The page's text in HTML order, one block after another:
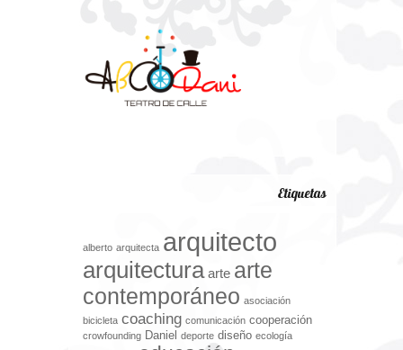
Etiquetas
alberto arquitecta arquitecto
arquitectura arte arte
contemporáneo asociación
bicicleta coaching comunicación cooperación
crowfounding Daniel deporte diseño ecología